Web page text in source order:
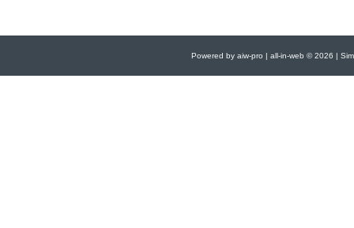
Powered by aiw-pro | all-in-web © 2026 |